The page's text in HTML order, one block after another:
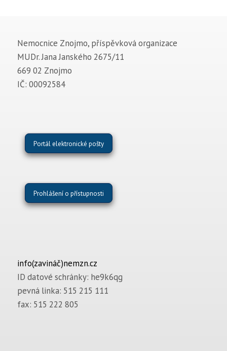
Nemocnice Znojmo, příspěvková organizace
MUDr. Jana Janského 2675/11
669 02 Znojmo
IČ: 00092584
Portál elektronické pošty
Prohlášení o přístupnosti
info(zavináč)nemzn.cz
ID datové schránky: he9k6qg
pevná linka: 515 215 111
fax: 515 222 805